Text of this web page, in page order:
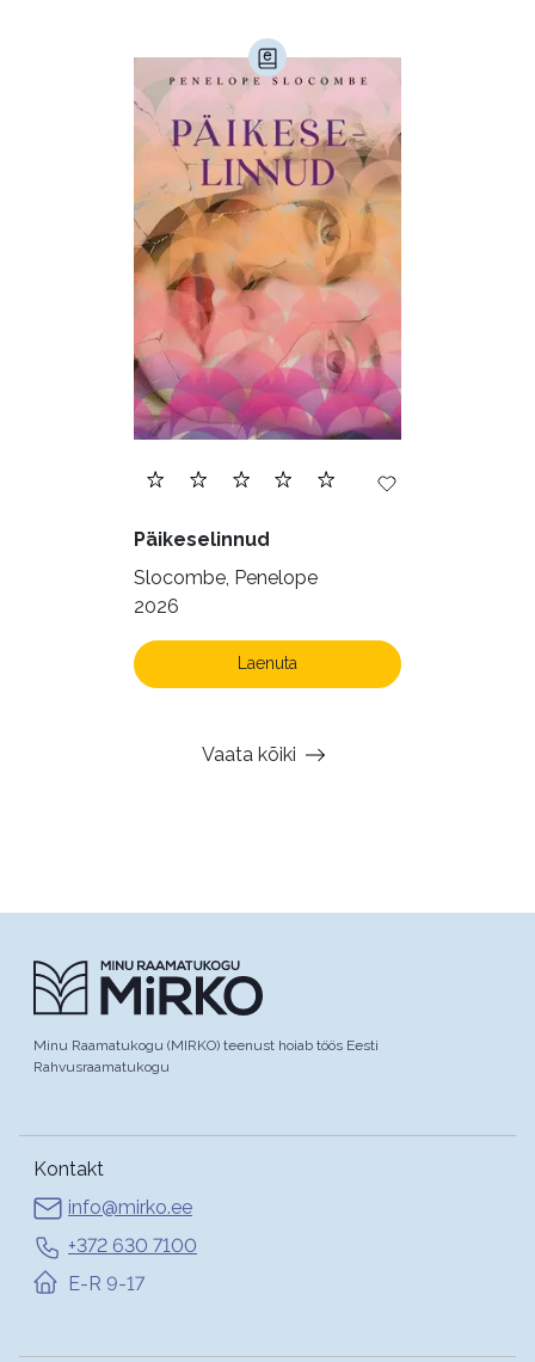
Päikeselinnud
Slocombe, Penelope
2026
Laenuta
Vaata kõiki
Minu Raamatukogu (MIRKO) teenust hoiab töös Eesti
Rahvusraamatukogu
Kontakt
info@mirko.ee
+372 630 7100
E-R 9-17